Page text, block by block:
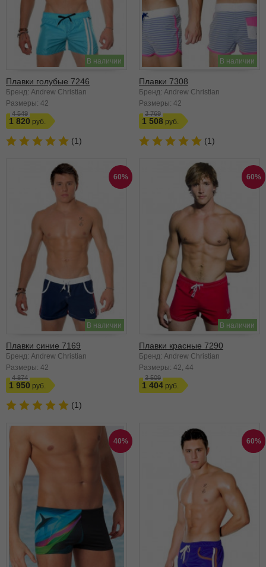
В наличии
Плавки голубые 7246
Бренд: Andrew Christian
Размеры: 42
4 549
1 820
(1)
В наличии
Плавки 7308
Бренд: Andrew Christian
Размеры: 42
3 769
1 508
(1)
60%
В наличии
Плавки синие 7169
Бренд: Andrew Christian
Размеры: 42
4 874
1 950
(1)
60%
В наличии
Плавки красные 7290
Бренд: Andrew Christian
Размеры: 42 44
3 509
1 404
40% 60%